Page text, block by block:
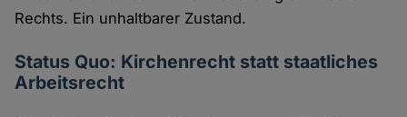
Rechts. Ein unhaltbarer Zustand.
Status Quo: Kirchenrecht statt staatliches
Arbeitsrecht